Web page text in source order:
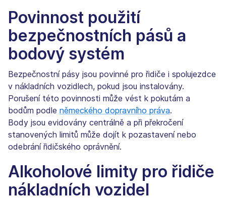
Povinnost použití
bezpečnostních pásů a
bodový systém
Bezpečnostní pásy jsou povinné pro řidiče i spolujezdce
v nákladních vozidlech, pokud jsou instalovány.
Porušení této povinnosti může vést k pokutám a
bodům podle německého dopravního práva.
Body jsou evidovány centrálně a při překročení
stanovených limitů může dojít k pozastavení nebo
odebrání řidičského oprávnění.
Alkoholové limity pro řidiče
nákladních vozidel